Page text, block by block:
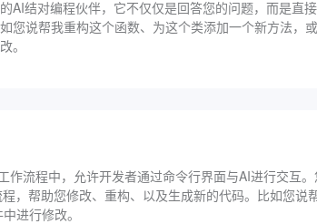
AI结对编程伙伴，它不仅仅是回答您的问题，而是直
您说帮我重构这个函数、为这个类添加一个新方法，
。
流程中，允许开发者通过命令行界面与AI进行交互
，帮助您修改、重构、以及生成新的代码。比如您说
进行修改。